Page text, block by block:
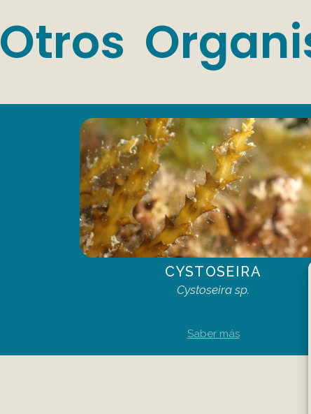
Otros
CYSTOSEIRA
Cystoseira sp.
Saber más